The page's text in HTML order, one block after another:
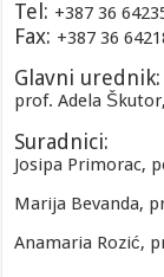
Tel: +387 36
Fax: +387 36
Glavni urednik:
prof. Adela
Suradnici:
Josipa Primorac,
Marija Bevanda,
Anamaria Rozić,